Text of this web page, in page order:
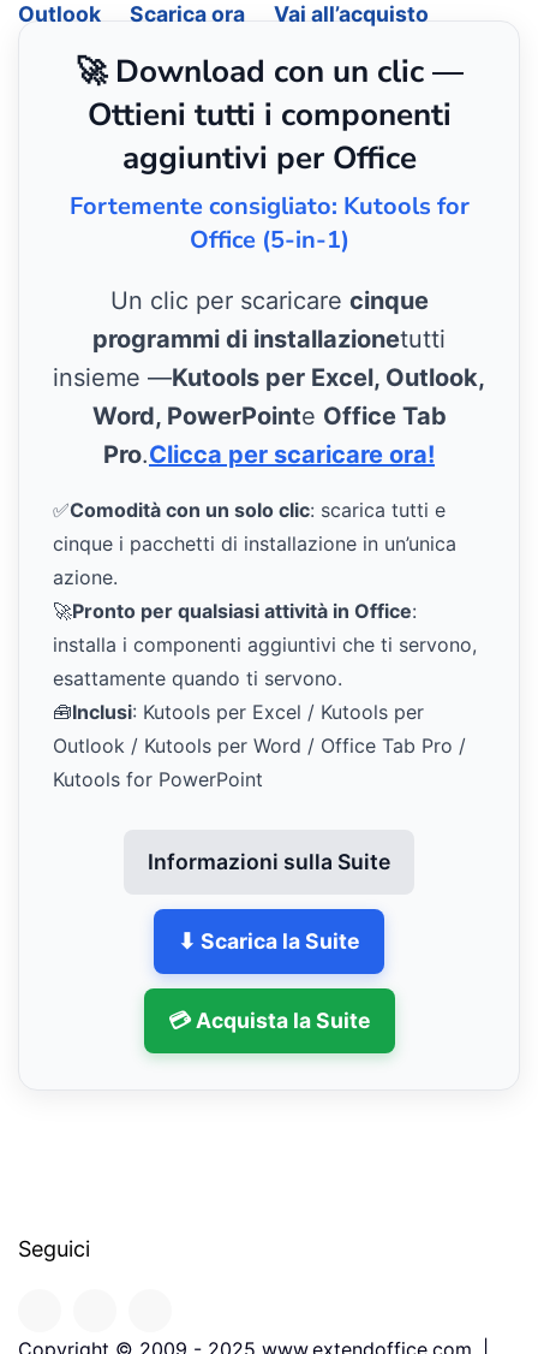
Outlook
Scarica ora Vai all’acquisto
🚀 Download con un clic —
Ottieni tutti i componenti
aggiuntivi per Office
Fortemente consigliato: Kutools for
Office (5-in-1)
Un clic per scaricare cinque
programmi di installazionetutti
insieme —Kutools per Excel, Outlook,
Word, PowerPointe Office Tab
Pro.Clicca per scaricare ora!
✅Comodità con un solo clic: scarica tutti e
cinque i pacchetti di installazione in un’unica
azione.
🚀Pronto per qualsiasi attività in Office:
installa i componenti aggiuntivi che ti servono,
esattamente quando ti servono.
🧰Inclusi: Kutools per Excel / Kutools per
Outlook / Kutools per Word / Office Tab Pro /
Kutools for PowerPoint
Informazioni sulla Suite
⬇ Scarica la Suite
💳 Acquista la Suite
Seguici